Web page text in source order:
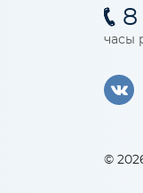
8
часы
©